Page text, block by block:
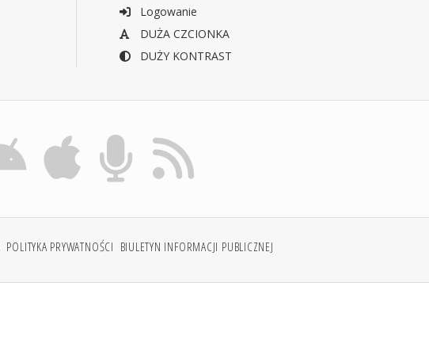
Logowanie
DUŻA CZCIONKA
DUŻY KONTRAST
POLITYKA PRYWATNOŚCI BIULETYN INFORMACJI PUBLICZNEJ